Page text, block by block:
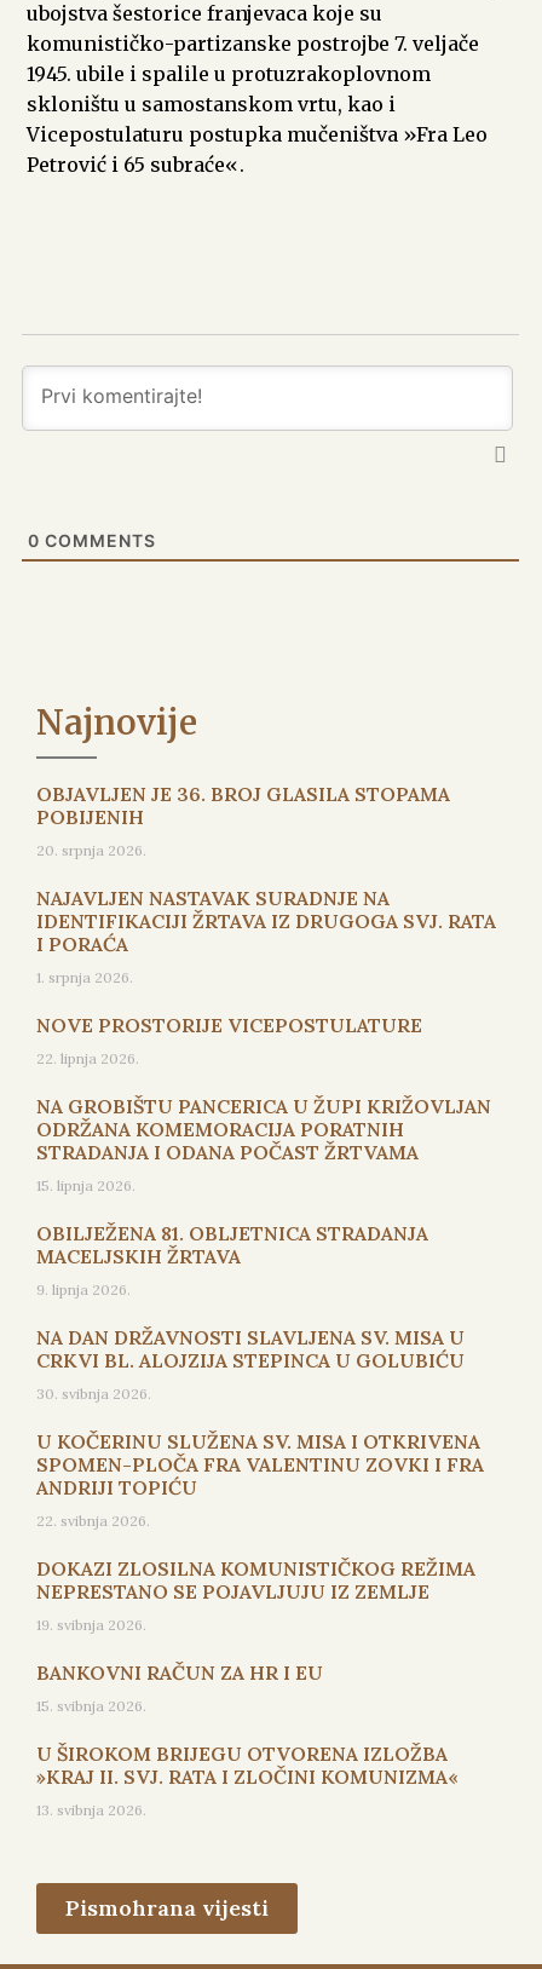
ubojstva šestorice franjevaca koje su
komunističko-partizanske postrojbe 7. veljače
1945. ubile i spalile u protuzrakoplovnom
skloništu u samostanskom vrtu, kao i
Vicepostulaturu postupka mučeništva »Fra Leo
Petrović i 65 subraće«.
0 COMMENTS
Najnovije
OBJAVLJEN JE 36. BROJ GLASILA STOPAMA
POBIJENIH
20. srpnja 2026.
NAJAVLJEN NASTAVAK SURADNJE NA
IDENTIFIKACIJI ŽRTAVA IZ DRUGOGA SVJ. RATA
I PORAĆA
1. srpnja 2026.
NOVE PROSTORIJE VICEPOSTULATURE
22. lipnja 2026.
NA GROBIŠTU PANCERICA U ŽUPI KRIŽOVLJAN
ODRŽANA KOMEMORACIJA PORATNIH
STRADANJA I ODANA POČAST ŽRTVAMA
15. lipnja 2026.
OBILJEŽENA 81. OBLJETNICA STRADANJA
MACELJSKIH ŽRTAVA
9. lipnja 2026.
NA DAN DRŽAVNOSTI SLAVLJENA SV. MISA U
CRKVI BL. ALOJZIJA STEPINCA U GOLUBIĆU
30. svibnja 2026.
U KOČERINU SLUŽENA SV. MISA I OTKRIVENA
SPOMEN-PLOČA FRA VALENTINU ZOVKI I FRA
ANDRIJI TOPIĆU
22. svibnja 2026.
DOKAZI ZLOSILNA KOMUNISTIČKOG REŽIMA
NEPRESTANO SE POJAVLJUJU IZ ZEMLJE
19. svibnja 2026.
BANKOVNI RAČUN ZA HR I EU
15. svibnja 2026.
U ŠIROKOM BRIJEGU OTVORENA IZLOŽBA
»KRAJ II. SVJ. RATA I ZLOČINI KOMUNIZMA«
13. svibnja 2026.
Pismohrana vijesti